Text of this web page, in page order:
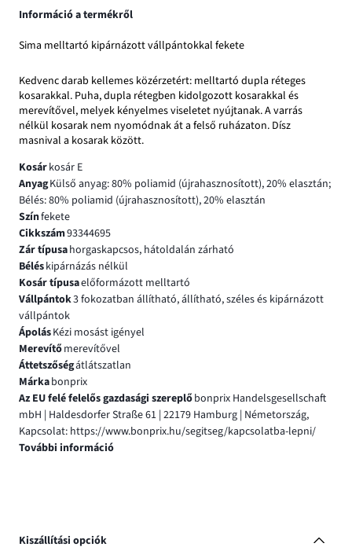
Információ a termékről
Sima melltartó kipárnázott vállpántokkal fekete
Kedvenc darab kellemes közérzetért: melltartó dupla réteges
kosarakkal. Puha, dupla rétegben kidolgozott kosarakkal és
merevítővel, melyek kényelmes viseletet nyújtanak. A varrás
nélkül kosarak nem nyomódnak át a felső ruházaton. Dísz
masnival a kosarak között.
Kosárkosár E
AnyagKülső anyag: 80% poliamid (újrahasznosított), 20% elasztán;
Bélés: 80% poliamid (újrahasznosított), 20% elasztán
Színfekete
Cikkszám93344695
Zár típusahorgaskapcsos, hátoldalán zárható
Béléskipárnázás nélkül
Kosár típusaelőformázott melltartó
Vállpántok3 fokozatban állítható, állítható, széles és kipárnázott
vállpántok
ÁpolásKézi mosást igényel
Merevítőmerevítővel
Áttetszőségátlátszatlan
Márkabonprix
Az EU felé felelős gazdasági szereplőbonprix Handelsgesellschaft
mbH | Haldesdorfer Straße 61 | 22179 Hamburg | Németország,
Kapcsolat: https://www.bonprix.hu/segitseg/kapcsolatba-lepni/
További információ
Kiszállítási opciók